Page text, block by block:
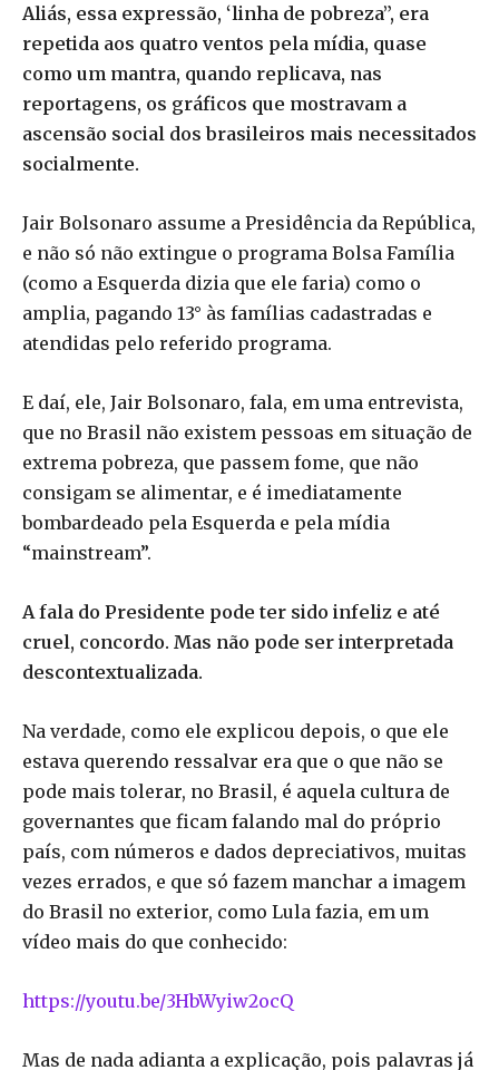
Aliás, essa expressão, ‘linha de pobreza”, era
repetida aos quatro ventos pela mídia, quase
como um mantra, quando replicava, nas
reportagens, os gráficos que mostravam a
ascensão social dos brasileiros mais necessitados
socialmente.
Jair Bolsonaro assume a Presidência da República,
e não só não extingue o programa Bolsa Família
(como a Esquerda dizia que ele faria) como o
amplia, pagando 13° às famílias cadastradas e
atendidas pelo referido programa.
E daí, ele, Jair Bolsonaro, fala, em uma entrevista,
que no Brasil não existem pessoas em situação de
extrema pobreza, que passem fome, que não
consigam se alimentar, e é imediatamente
bombardeado pela Esquerda e pela mídia
“mainstream”.
A fala do Presidente pode ter sido infeliz e até
cruel, concordo. Mas não pode ser interpretada
descontextualizada.
Na verdade, como ele explicou depois, o que ele
estava querendo ressalvar era que o que não se
pode mais tolerar, no Brasil, é aquela cultura de
governantes que ficam falando mal do próprio
país, com números e dados depreciativos, muitas
vezes errados, e que só fazem manchar a imagem
do Brasil no exterior, como Lula fazia, em um
vídeo mais do que conhecido:
https://youtu.be/3HbWyiw2ocQ
Mas de nada adianta a explicação, pois palavras já